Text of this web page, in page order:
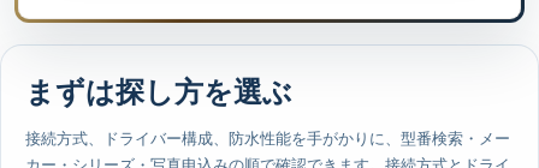
まずは探し方を選ぶ
接続方式、ドライバー構成、防水性能を手がかりに、型番検索・メー